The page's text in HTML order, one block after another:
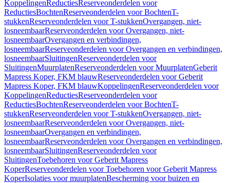
KoppelingenReductiesReserveonderdelen voor
ReductiesBochtenReserveonderdelen voor BochtenT-
stukkenReserveonderdelen voor T-stukkenOvergangen, niet-
losneembaarReserveonderdelen voor Overgangen, niet-
losneembaarOvergangen en verbindingen,
losneembaarReserveonderdelen voor Overgangen en verbindingen,
losneembaarSluitingenReserveonderdelen voor
SluitingenMuurplatenReserveonderdelen voor MuurplatenGeberit
Mapress Koper, FKM blauwReserveonderdelen voor Geberit
Mapress Koper, FKM blauwKoppelingenReserveonderdelen voor
KoppelingenReductiesReserveonderdelen voor
ReductiesBochtenReserveonderdelen voor BochtenT-
stukkenReserveonderdelen voor T-stukkenOvergangen, niet-
losneembaarReserveonderdelen voor Overgangen, niet-
losneembaarOvergangen en verbindingen,
losneembaarReserveonderdelen voor Overgangen en verbindingen,
losneembaarSluitingenReserveonderdelen voor
SluitingenToebehoren voor Geberit Mapress
KoperReserveonderdelen voor Toebehoren voor Geberit Mapress
KoperIsolaties voor muurplatenBescherming voor buizen en